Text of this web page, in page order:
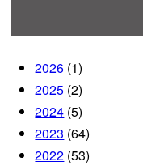
2026 (1)
2025 (2)
2024 (5)
2023 (64)
2022 (53)